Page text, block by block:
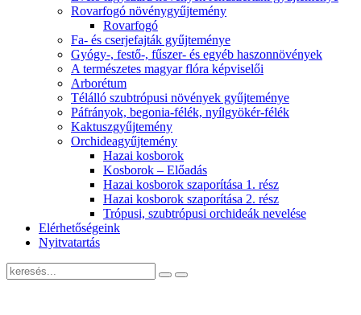
Rovarfogó növénygyűjtemény
Rovarfogó
Fa- és cserjefajták gyűjteménye
Gyógy-, festő-, fűszer- és egyéb haszonnövények
A természetes magyar flóra képviselői
Arborétum
Télálló szubtrópusi növények gyűjteménye
Páfrányok, begonia-félék, nyílgyökér-félék
Kaktuszgyűjtemény
Orchideagyűjtemény
Hazai kosborok
Kosborok – Előadás
Hazai kosborok szaporítása 1. rész
Hazai kosborok szaporítása 2. rész
Trópusi, szubtrópusi orchideák nevelése
Elérhetőségeink
Nyitvatartás